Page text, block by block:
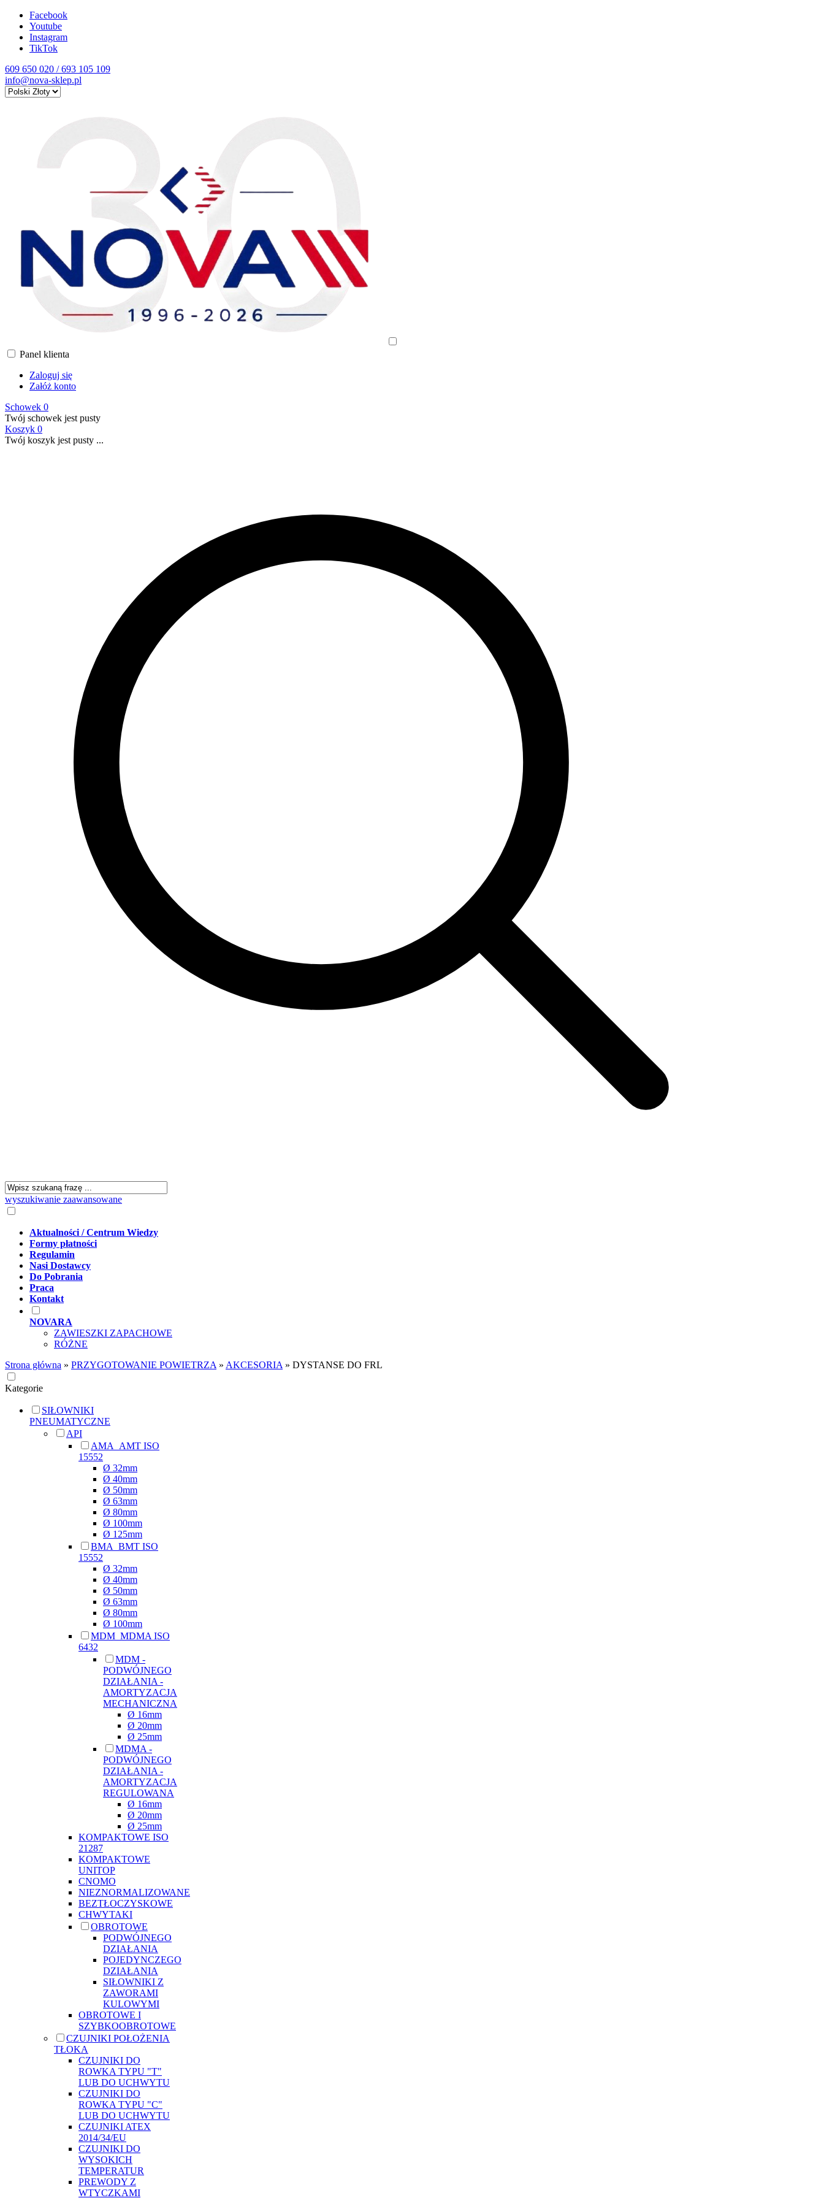
Facebook
Youtube
Instagram
TikTok
609 650 020 / 693 105 109
info@nova-sklep.pl
Panel klienta
Zaloguj się
Załóż konto
Schowek 0
Twój schowek jest pusty
Koszyk 0
Twój koszyk jest pusty ...
wyszukiwanie zaawansowane
Aktualności / Centrum Wiedzy
Formy płatności
Regulamin
Nasi Dostawcy
Do Pobrania
Praca
Kontakt
NOVARA
ZAWIESZKI ZAPACHOWE
RÓŻNE
Strona główna » PRZYGOTOWANIE POWIETRZA » AKCESORIA » DYSTANSE DO FRL
Kategorie
SIŁOWNIKI
PNEUMATYCZNE
API
AMA_AMT ISO
15552
Ø 32mm
Ø 40mm
Ø 50mm
Ø 63mm
Ø 80mm
Ø 100mm
Ø 125mm
BMA_BMT ISO
15552
Ø 32mm
Ø 40mm
Ø 50mm
Ø 63mm
Ø 80mm
Ø 100mm
MDM_MDMA ISO
6432
MDM -
PODWÓJNEGO
DZIAŁANIA -
AMORTYZACJA
MECHANICZNA
Ø 16mm
Ø 20mm
Ø 25mm
MDMA -
PODWÓJNEGO
DZIAŁANIA -
AMORTYZACJA
REGULOWANA
Ø 16mm
Ø 20mm
Ø 25mm
KOMPAKTOWE ISO
21287
KOMPAKTOWE
UNITOP
CNOMO
NIEZNORMALIZOWANE
BEZTŁOCZYSKOWE
CHWYTAKI
OBROTOWE
PODWÓJNEGO
DZIAŁANIA
POJEDYNCZEGO
DZIAŁANIA
SIŁOWNIKI Z
ZAWORAMI
KULOWYMI
OBROTOWE I
SZYBKOOBROTOWE
CZUJNIKI POŁOŻENIA
TŁOKA
CZUJNIKI DO
ROWKA TYPU "T"
LUB DO UCHWYTU
CZUJNIKI DO
ROWKA TYPU "C"
LUB DO UCHWYTU
CZUJNIKI ATEX
2014/34/EU
CZUJNIKI DO
WYSOKICH
TEMPERATUR
PREWODY Z
WTYCZKAMI